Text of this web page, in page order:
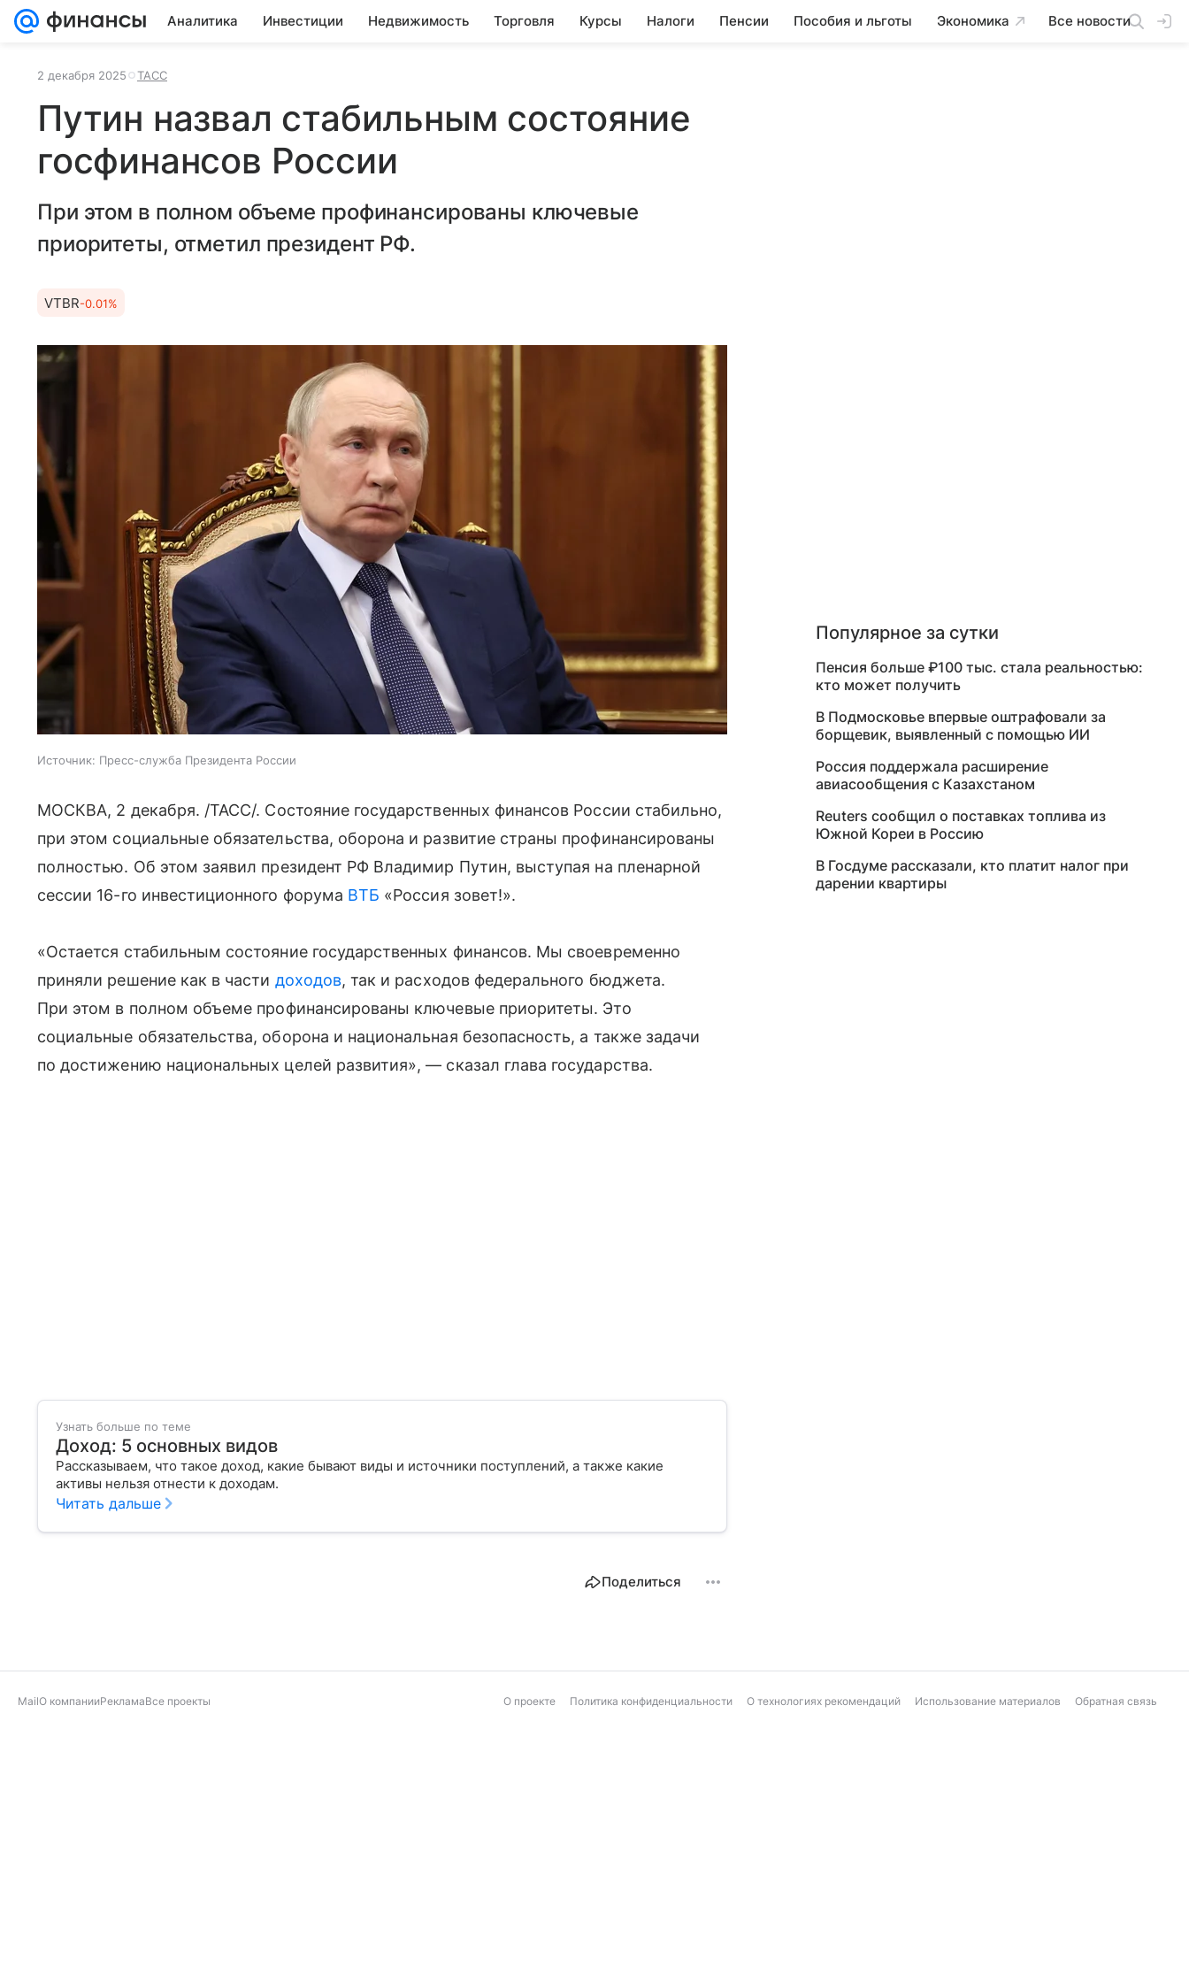
Аналитика Инвестиции Недвижимость Торговля Курсы Налоги Пенсии Пособия и льготы Экономика Все новости
2 декабря 2025 ТАСС
Путин назвал стабильным состояние
госфинансов России
При этом в полном объеме профинансированы ключевые
приоритеты, отметил президент РФ.
VTBR-0.01%
Источник: Пресс-служба Президента России
МОСКВА, 2 декабря. /ТАСС/. Состояние государственных финансов России стабильно,
при этом социальные обязательства, оборона и развитие страны профинансированы
полностью. Об этом заявил президент РФ Владимир Путин, выступая на пленарной
сессии 16-го инвестиционного форума ВТБ «Россия зовет!».
«Остается стабильным состояние государственных финансов. Мы своевременно
приняли решение как в части доходов, так и расходов федерального бюджета.
При этом в полном объеме профинансированы ключевые приоритеты. Это
социальные обязательства, оборона и национальная безопасность, а также задачи
по достижению национальных целей развития», — сказал глава государства.
Узнать больше по теме
Доход: 5 основных видов
Рассказываем, что такое доход, какие бывают виды и источники поступлений, а также какие
активы нельзя отнести к доходам.
Читать дальше
Поделиться
Популярное за сутки
Пенсия больше ₽100 тыс. стала реальностью:
кто может получить
В Подмосковье впервые оштрафовали за
борщевик, выявленный с помощью ИИ
Россия поддержала расширение
авиасообщения с Казахстаном
Reuters сообщил о поставках топлива из
Южной Кореи в Россию
В Госдуме рассказали, кто платит налог при
дарении квартиры
MailО компанииРекламаВсе проекты О проекте Политика конфиденциальности О технологиях рекомендаций Использование материалов Обратная связь